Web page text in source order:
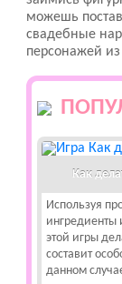
можешь
свадебные
персонажей
Как
Используя
ингредиенты
этой игры
составит
данном